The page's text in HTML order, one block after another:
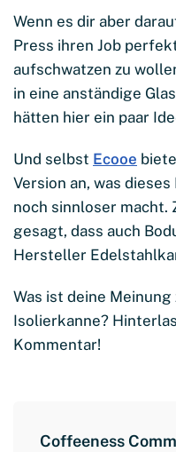
Wenn es dir aber
Press ihren Job
aufschwatzen zu
in eine anständige
hätten hier ein paar
Und selbst Ecooe
Version an, was
noch sinnloser macht.
gesagt, dass auch
Hersteller
Was ist deine
Isolierkanne?
Kommentar!
Coffeeness